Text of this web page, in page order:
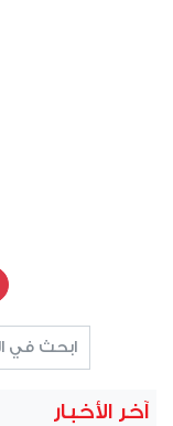
آخر الأخبار